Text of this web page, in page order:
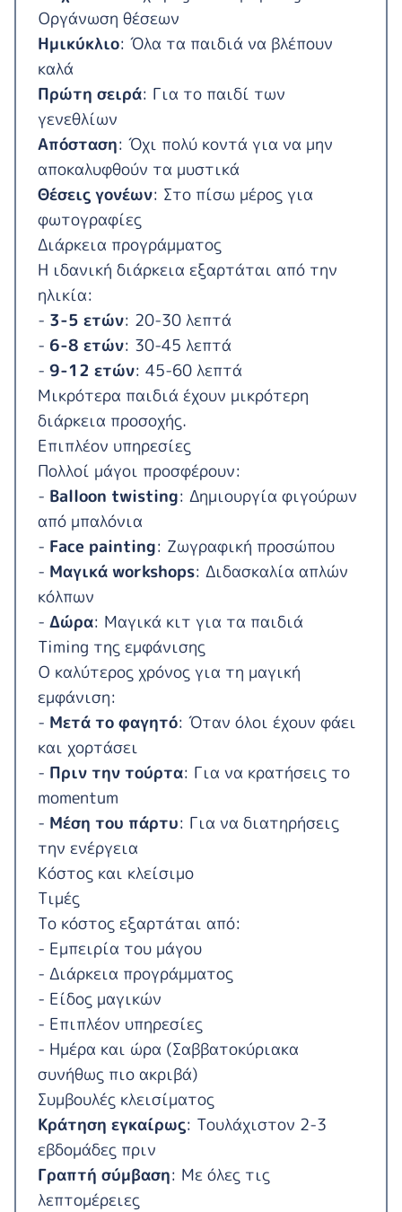
Οργάνωση θέσεων
Ημικύκλιο: Όλα τα παιδιά να βλέπουν
καλά
Πρώτη σειρά: Για το παιδί των
γενεθλίων
Απόσταση: Όχι πολύ κοντά για να μην
αποκαλυφθούν τα μυστικά
Θέσεις γονέων: Στο πίσω μέρος για
φωτογραφίες
Διάρκεια προγράμματος
Η ιδανική διάρκεια εξαρτάται από την
ηλικία:
- 3-5 ετών: 20-30 λεπτά
- 6-8 ετών: 30-45 λεπτά
- 9-12 ετών: 45-60 λεπτά
Μικρότερα παιδιά έχουν μικρότερη
διάρκεια προσοχής.
Επιπλέον υπηρεσίες
Πολλοί μάγοι προσφέρουν:
- Balloon twisting: Δημιουργία φιγούρων
από μπαλόνια
- Face painting: Ζωγραφική προσώπου
- Μαγικά workshops: Διδασκαλία απλών
κόλπων
- Δώρα: Μαγικά κιτ για τα παιδιά
Timing της εμφάνισης
Ο καλύτερος χρόνος για τη μαγική
εμφάνιση:
- Μετά το φαγητό: Όταν όλοι έχουν φάει
και χορτάσει
- Πριν την τούρτα: Για να κρατήσεις το
momentum
- Μέση του πάρτυ: Για να διατηρήσεις
την ενέργεια
Κόστος και κλείσιμο
Τιμές
Το κόστος εξαρτάται από:
- Εμπειρία του μάγου
- Διάρκεια προγράμματος
- Είδος μαγικών
- Επιπλέον υπηρεσίες
- Ημέρα και ώρα (Σαββατοκύριακα
συνήθως πιο ακριβά)
Συμβουλές κλεισίματος
Κράτηση εγκαίρως: Τουλάχιστον 2-3
εβδομάδες πριν
Γραπτή σύμβαση: Με όλες τις
λεπτομέρειες